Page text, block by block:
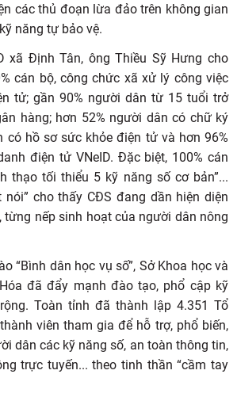
các thủ đoạn lừa đảo trên không gian
năng tự bảo vệ.
xã Định Tân, ông Thiều Sỹ Hưng cho
cán bộ, công chức xã xử lý công việc
tử; gần 90% người dân từ 15 tuổi trở
hàng; hơn 52% người dân có chữ ký
có hồ sơ sức khỏe điện tử và hơn 96%
điện tử VNeID. Đặc biệt, 100% cán
thạo tối thiểu 5 kỹ năng số cơ bản”...
nói” cho thấy CĐS đang dần hiện diện
nếp sinh hoạt của người dân nông
“Bình dân học vụ số”, Sở Khoa học và
đã đẩy mạnh đào tạo, phổ cập kỹ
Toàn tỉnh đã thành lập 4.351 Tổ
viên tham gia để hỗ trợ, phổ biến,
dân các kỹ năng số, an toàn thông tin,
trực tuyến... theo tinh thần “cầm tay